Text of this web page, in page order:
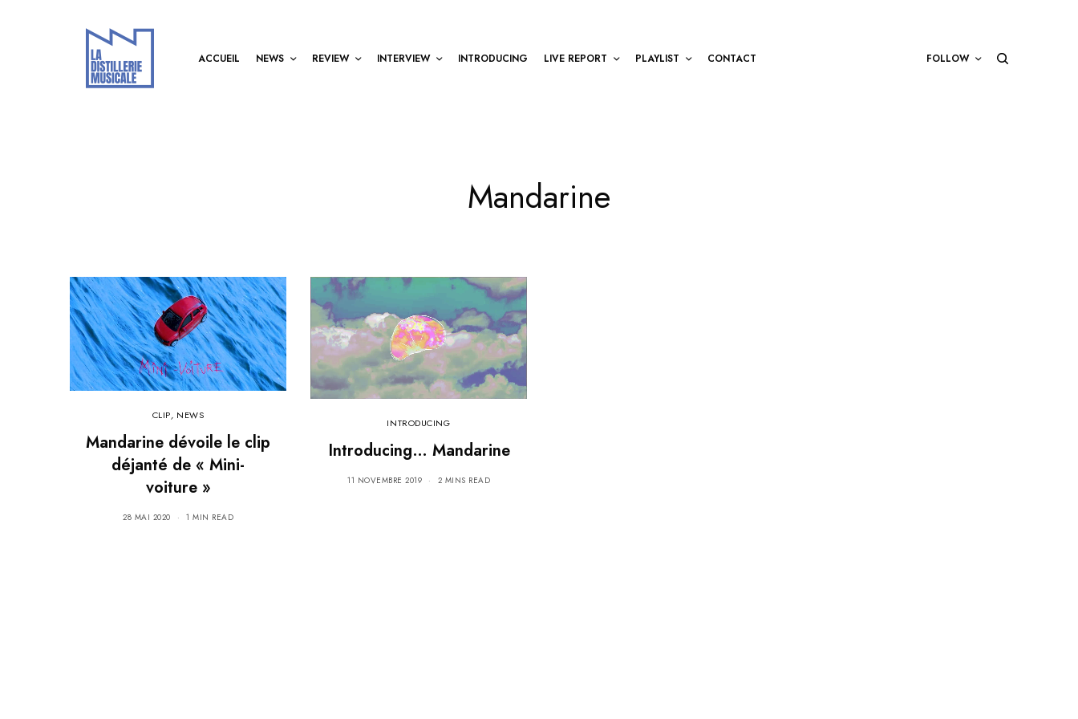
ACCUEIL NEWS REVIEW INTERVIEW INTRODUCING LIVE REPORT PLAYLIST CONTACT FOLLOW
Mandarine
CLIP, NEWS
Mandarine dévoile le clip
déjanté de « Mini-
voiture »
28 MAI 2020 1 MIN READ
INTRODUCING
Introducing… Mandarine
11 NOVEMBRE 2019 2 MINS READ